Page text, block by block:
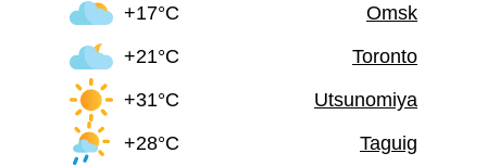
+17°C
Omsk
+21°C
Toronto
+31°C
Utsunomiya
+28°C
Taguig